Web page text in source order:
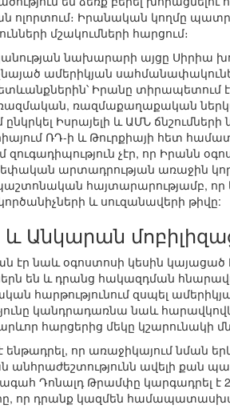
Իրանական կողմը
մշակումների հարցում։
նախարարի այցը Սիրիա
ամերիկյան
Իրանը տիրապետում
ռազմաքաղաքական
Իսրայելի և ԱՄՆ
ՌԴ-ի և Թուրքիայի հետ
չէր, որ Իրանն
արտադրության առաջին
հայտարարությամբ, որ
և սուզանավերի թիվը:
Անկարան
էր նաև օգոստոսի կեսին կայացած
են և դրանց հակազդման
հարթությունում զսպել
կանդրադառնա նաև
հարցերից մեկը կշարունակի
ենթադրել, որ առաջիկայում նման
ավելի քան
Դոնալդ Թրամփը կարգադրել է
որ դրանք կազմեն